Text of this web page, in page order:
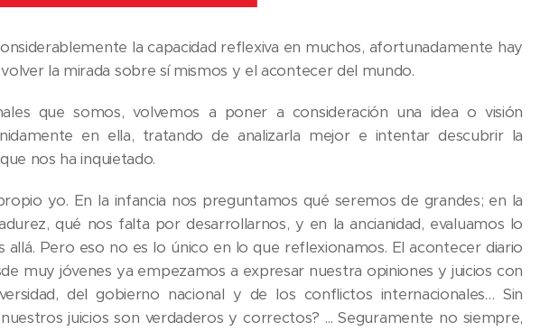
la capacidad reflexiva en muchos, afortunadamente hay
la mirada sobre sí mismos y el acontecer del mundo.
que somos, volvemos a poner a consideración una idea o visión
en ella, tratando de analizarla mejor e intentar descubrir la
nos ha inquietado.
yo. En la infancia nos preguntamos qué seremos de grandes; en la
qué nos falta por desarrollarnos, y en la ancianidad, evaluamos lo
Pero eso no es lo único en lo que reflexionamos. El acontecer diario
muy jóvenes ya empezamos a expresar nuestra opiniones y juicios con
del gobierno nacional y de los conflictos internacionales… Sin
juicios son verdaderos y correctos? ... Seguramente no siempre,